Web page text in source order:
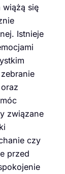
się
Istnieje
związane
czy
przed